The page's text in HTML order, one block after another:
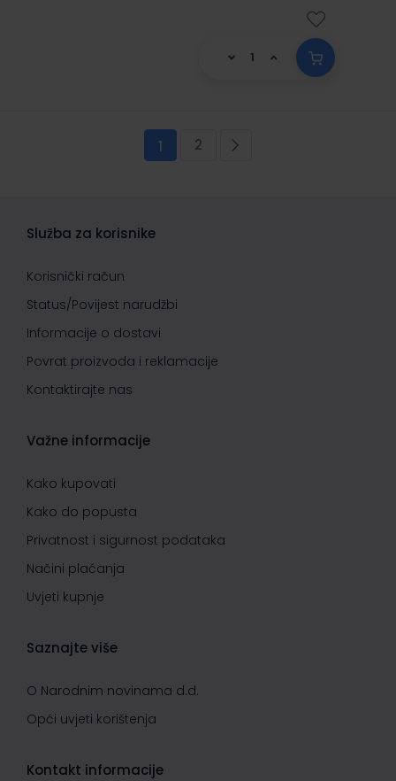
Stranica
Trenutno pregledavate stranicu
1 Stranica
2
Služba za korisnike
Korisnički račun
Status/Povijest narudžbi
Informacije o dostavi
Povrat proizvoda i reklamacije
Kontaktirajte nas
Važne informacije
Kako kupovati
Kako do popusta
Privatnost i sigurnost podataka
Načini plaćanja
Uvjeti kupnje
Saznajte više
O Narodnim novinama d.d.
Opći uvjeti korištenja
Kontakt informacije